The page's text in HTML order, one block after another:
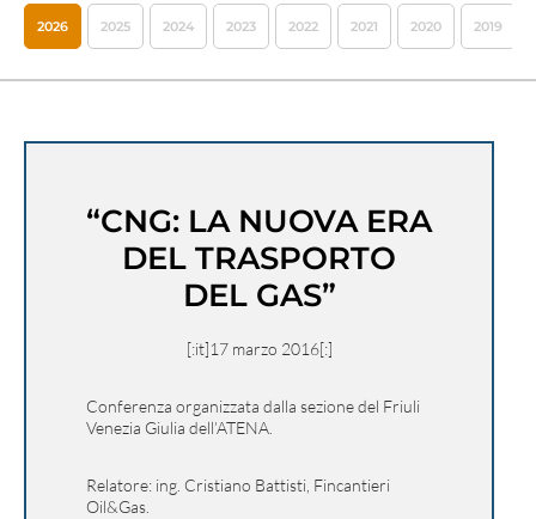
2026 2025 2024 2023 2022 2021 2020 2019
“CNG: LA NUOVA ERA
DEL TRASPORTO
DEL GAS”
[:it]17 marzo 2016[:]
Conferenza organizzata dalla sezione del Friuli
Venezia Giulia dell’ATENA.
Relatore: ing. Cristiano Battisti, Fincantieri
Oil&Gas.